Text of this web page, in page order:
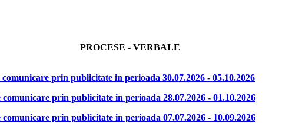
PROCESE - VERBALE
prin publicitate in perioada 30.07.2026 - 05.10.2026
prin publicitate in perioada 28.07.2026 - 01.10.2026
prin publicitate in perioada 07.07.2026 - 10.09.2026